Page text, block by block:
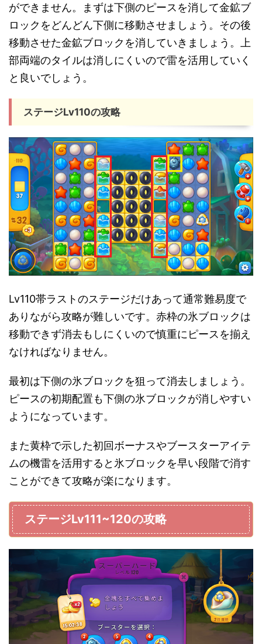
ができません。まずは下側のピースを消して金鉱ブ
ロックをどんどん下側に移動させましょう。その後
移動させた金鉱ブロックを消していきましょう。上
部両端のタイルは消しにくいので雷を活用していく
と良いでしょう。
ステージLv110の攻略
Lv110帯ラストのステージだけあって通常難易度で
ありながら攻略が難しいです。赤枠の氷ブロックは
移動できず消去もしにくいので慎重にピースを揃え
なければなりません。
最初は下側の氷ブロックを狙って消去しましょう。
ピースの初期配置も下側の氷ブロックが消しやすい
ようになっています。
また黄枠で示した初回ボーナスやブースターアイテ
ムの機雷を活用すると氷ブロックを早い段階で消す
ことができて攻略が楽になります。
ステージLv111~120の攻略